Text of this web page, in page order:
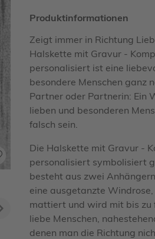
Produktinformationen
Zeigt immer in Richtung
Halskette mit Gravur -
personalisiert ist eine
besondere Menschen ganz
Partner oder Partnerin: Ein
lieben und besonderen
falsch sein.
Die Halskette mit Gravur -
personalisiert symbolisiert
besteht aus zwei
eine ausgetanzte
mattiert und wird mit bis zu
liebe Menschen,
denen man die Richtung